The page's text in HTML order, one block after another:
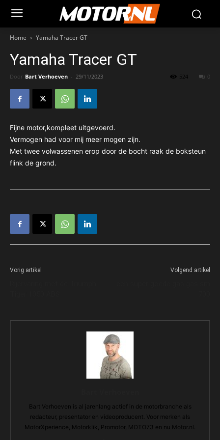
Home Yamaha Tracer GT
Yamaha Tracer GT
Door Bart Verhoeven - 29/11/2023 0
524
Fijne motor,kompleet uitgevoerd.
Vermogen had voor mij meer mogen zijn.
Met twee volwassenen erop door de bocht raak de boksteun
flink de grond.
Vorig artikel Volgend artikel
Bart Verhoeven is al jarenlang actief in de motorbranche als
redacteur, presentator en videoproducent. Voor merken als
MotorXperience, Motorklik, Promotor, MOTO73 en nu Motor.nl.